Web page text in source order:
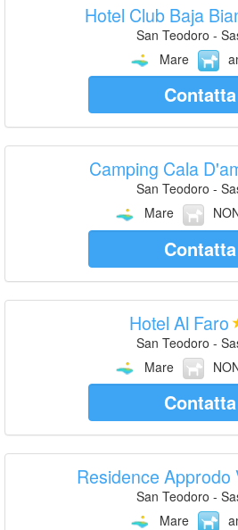
Hotel Club Baja
San Teodoro -
Mare
Contatta
Camping Cala
San Teodoro -
Mare
Contatta
Hotel Al Faro
San Teodoro -
Mare
Contatta
Residence Approdo
San Teodoro -
Mare